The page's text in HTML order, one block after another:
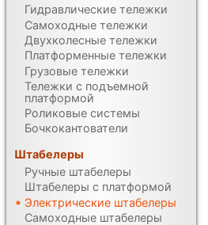
Гидравлические тележки
Самоходные тележки
Двухколесные тележки
Платформенные тележки
Грузовые тележки
Тележки с подъемной
платформой
Роликовые системы
Бочкокантователи
Штабелеры
Ручные штабелеры
Штабелеры с платформой
Электрические штабелеры
Самоходные штабелеры